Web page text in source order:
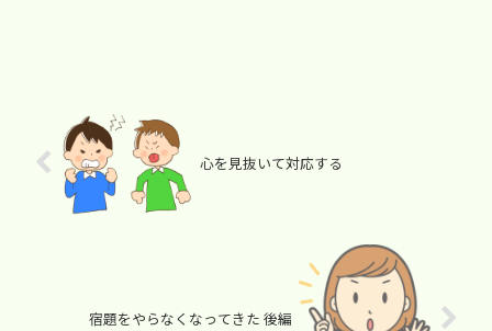
心を見抜いて対応する
宿題をやらなくなってきた 後編